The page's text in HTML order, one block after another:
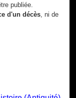
publiée.
d'un décès , ni de